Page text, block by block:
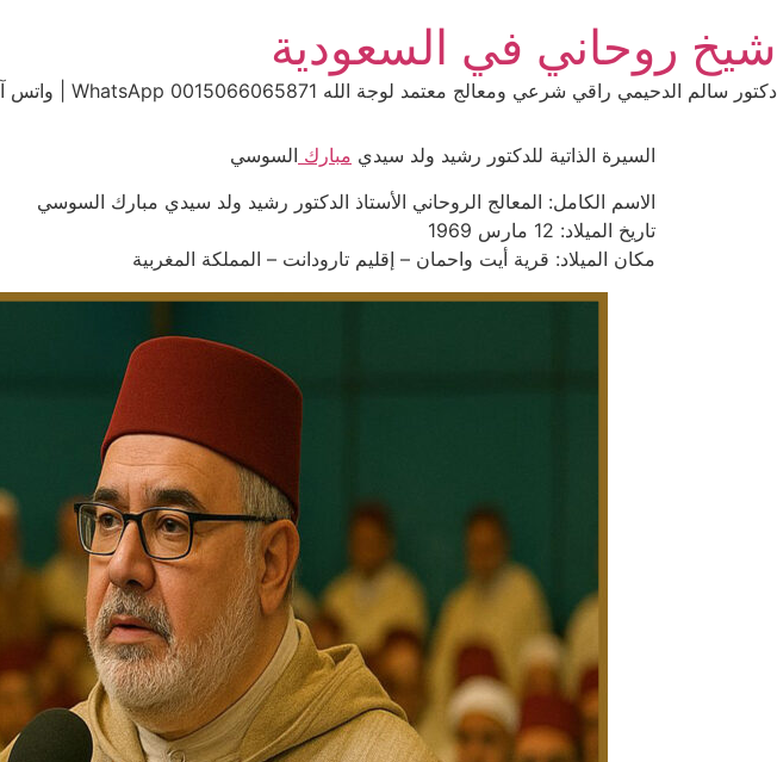
to
content
شيخ روحاني في السعودية
دكتور سالم الدحيمي راقي شرعي ومعالج معتمد لوجة الله 0015066065871 WhatsApp | واتس آب .
السيرة الذاتية للدكتور رشيد ولد سيدي مبارك السوسي
الاسم الكامل: المعالج الروحاني الأستاذ الدكتور رشيد ولد سيدي مبارك السوسي
تاريخ الميلاد: 12 مارس 1969
مكان الميلاد: قرية أيت واحمان – إقليم تارودانت – المملكة المغربية